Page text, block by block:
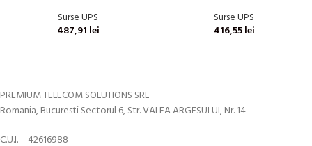
Surse UPS
487,91 lei
Surse UPS
416,55lei
PREMIUM TELECOM SOLUTIONS SRL
Romania, Bucuresti Sectorul 6, Str. VALEA ARGESULUI, Nr. 14
C.U.I. – 42616988